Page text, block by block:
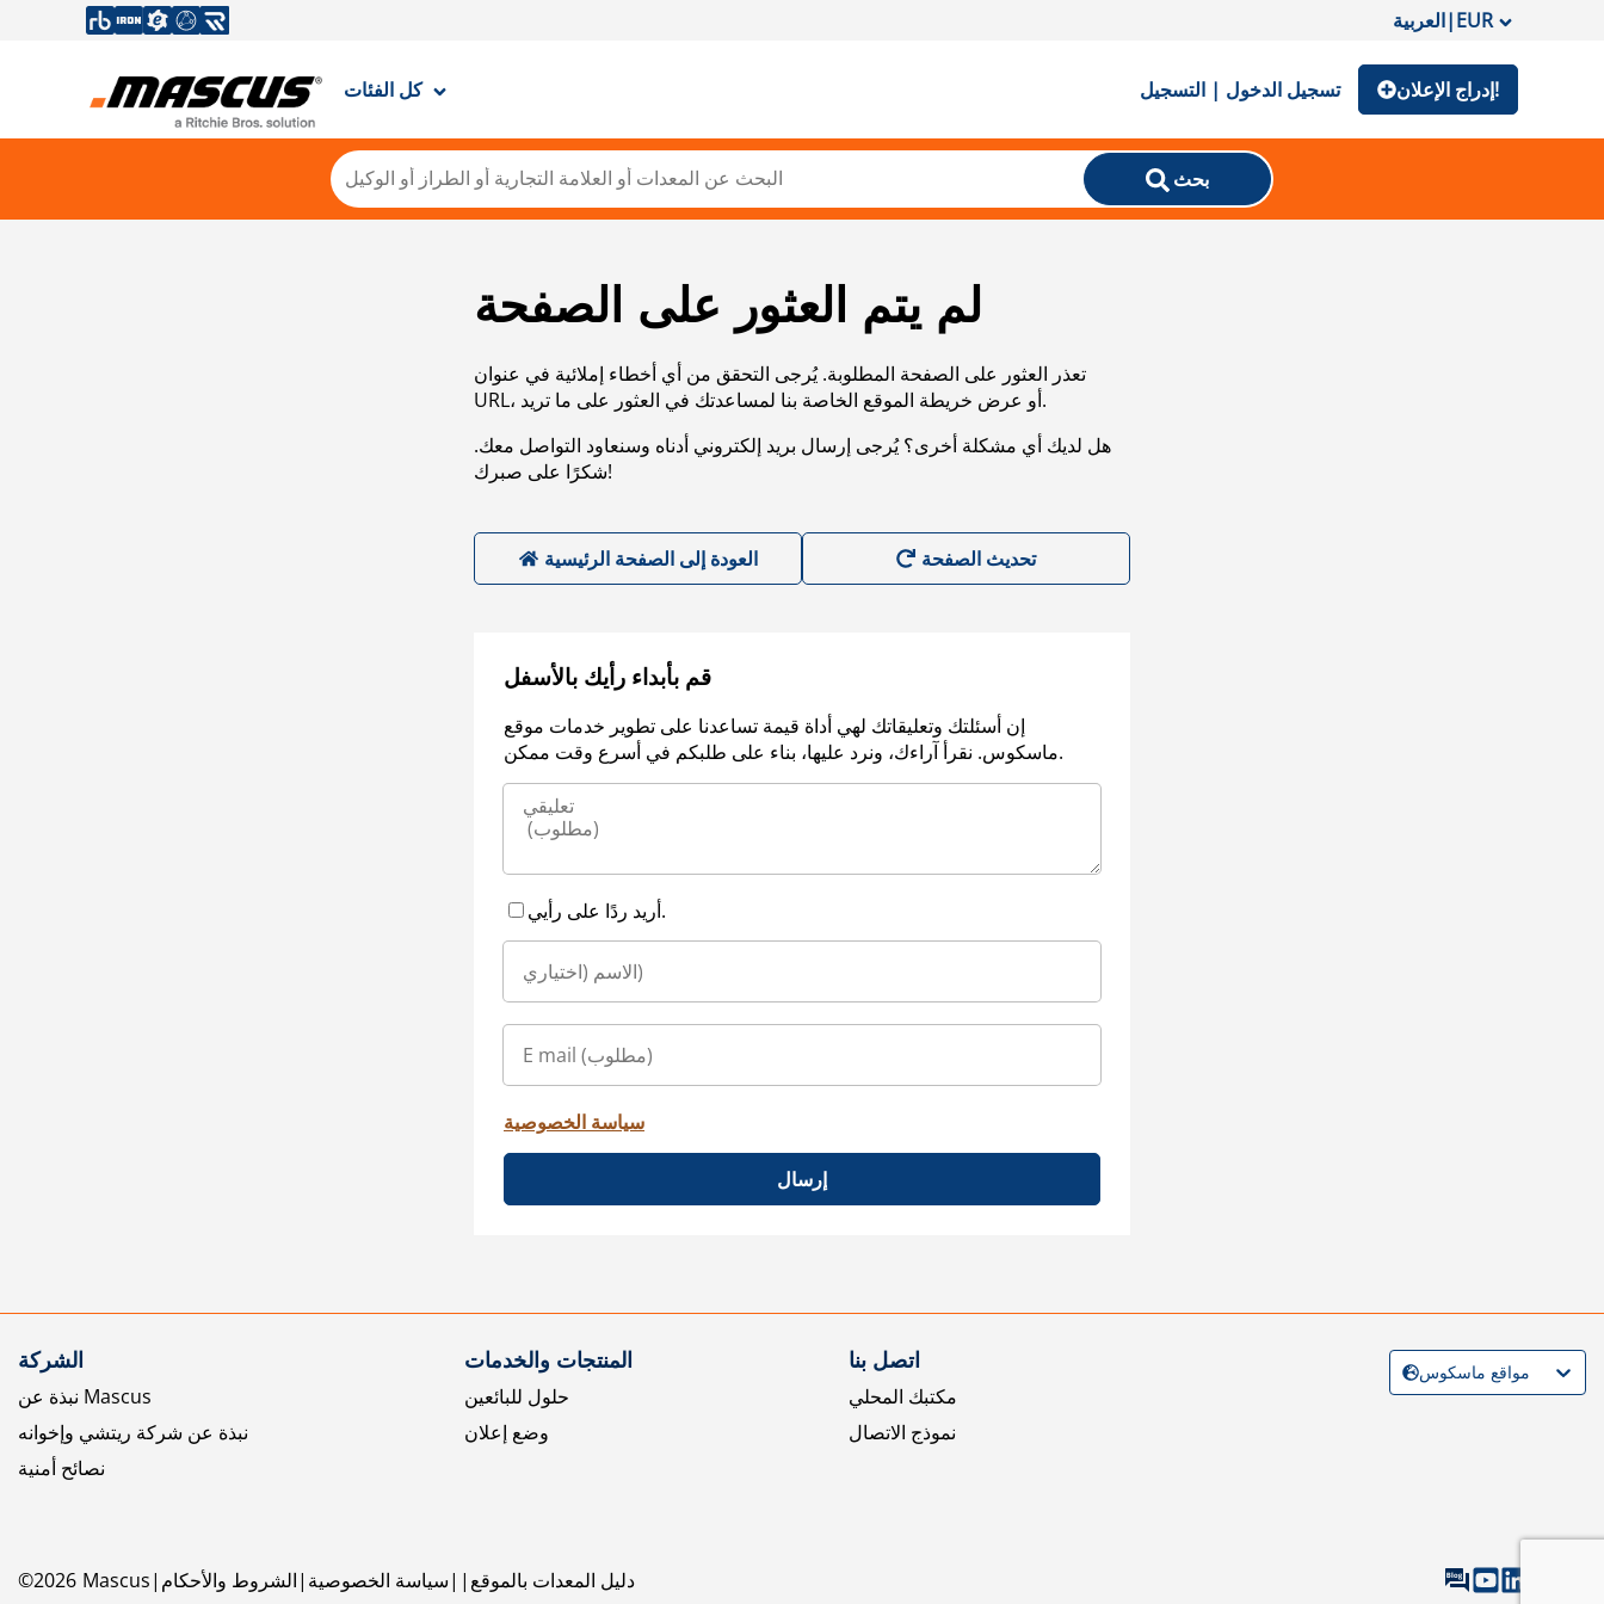
العربية|EUR
كل الفئات تسجيل الدخول | التسجيل إدراج الإعلان!
بحث
لم يتم العثور على الصفحة
تعذر العثور على الصفحة المطلوبة. يُرجى التحقق من أي أخطاء إملائية في عنوان
URL، أو عرض خريطة الموقع الخاصة بنا لمساعدتك في العثور على ما تريد.
هل لديك أي مشكلة أخرى؟ يُرجى إرسال بريد إلكتروني أدناه وسنعاود التواصل معك.
شكرًا على صبرك!
العودة إلى الصفحة الرئيسية
قم بأبداء رأيك بالأسفل
إن أسئلتك وتعليقاتك لهي أداة قيمة تساعدنا على تطوير خدمات موقع
ماسكوس. نقرأ آراءك، ونرد عليها، بناء على طلبكم في أسرع وقت ممكن.
أريد ردًا على رأيي.
سياسة الخصوصية
إرسال
الشركة
نبذة عن Mascus
نبذة عن شركة ريتشي وإخوانه
نصائح أمنية
المنتجات والخدمات
حلول للبائعين
وضع إعلان
اتصل بنا
مكتبك المحلي
نموذج الاتصال
©2026 Mascus الشروط والأحكام سياسة الخصوصية دليل المعدات بالموقع
مواقع ماسكوس